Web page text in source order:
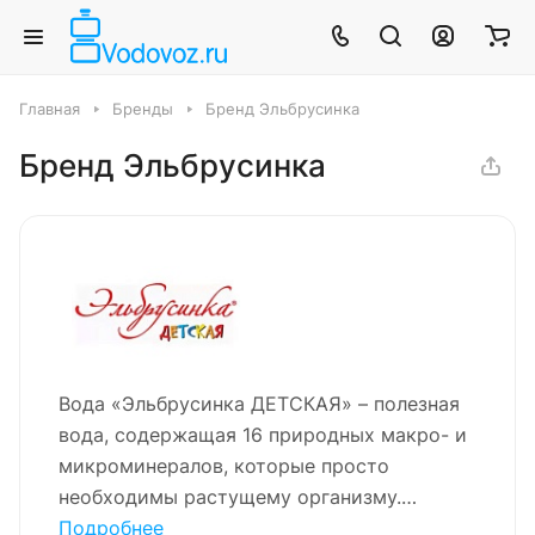
Главная Бренды Бренд Эльбрусинка
Бренд Эльбрусинка
Вода «Эльбрусинка ДЕТСКАЯ» – полезная
вода, содержащая 16 природных макро- и
микроминералов, которые просто
необходимы растущему организму.
Кальций, содержащийся в воде,
Подробнее